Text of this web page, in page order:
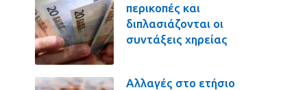
περικοπές και
διπλασιάζονται οι
συντάξεις χηρείας
Αλλαγές στο ετήσιο